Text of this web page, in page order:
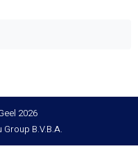
2026
B.V.B.A.